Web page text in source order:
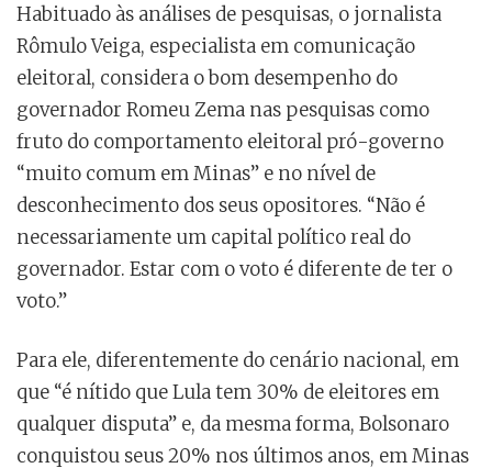
Habituado às análises de pesquisas, o jornalista
Rômulo Veiga, especialista em comunicação
eleitoral, considera o bom desempenho do
governador Romeu Zema nas pesquisas como
fruto do comportamento eleitoral pró-governo
“muito comum em Minas” e no nível de
desconhecimento dos seus opositores. “Não é
necessariamente um capital político real do
governador. Estar com o voto é diferente de ter o
voto.”
Para ele, diferentemente do cenário nacional, em
que “é nítido que Lula tem 30% de eleitores em
qualquer disputa” e, da mesma forma, Bolsonaro
conquistou seus 20% nos últimos anos, em Minas